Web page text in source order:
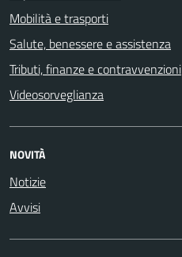
Mobilità e trasporti
Salute, benessere e assistenza
Tributi, finanze e contravvenzioni
Videosorveglianza
NOVITÀ
Notizie
Avvisi